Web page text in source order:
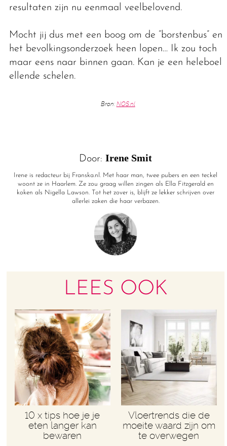
resultaten zijn nu eenmaal veelbelovend.
Mocht jij dus met een boog om de “borstenbus” en
het bevolkingsonderzoek heen lopen… Ik zou toch
maar eens naar binnen gaan. Kan je een heleboel
ellende schelen.
Bron: NOS.nl
Door:Irene Smit
Irene is redacteur bij Franska.nl. Met haar man, twee pubers en een teckel
woont ze in Haarlem. Ze zou graag willen zingen als Ella Fitzgerald en
koken als Nigella Lawson. Tot het zover is, blijft ze lekker schrijven over
allerlei zaken die haar verbazen.
LEES OOK
10 x tips hoe je je
eten langer kan
bewaren
Vloertrends die de
moeite waard zijn om
te overwegen